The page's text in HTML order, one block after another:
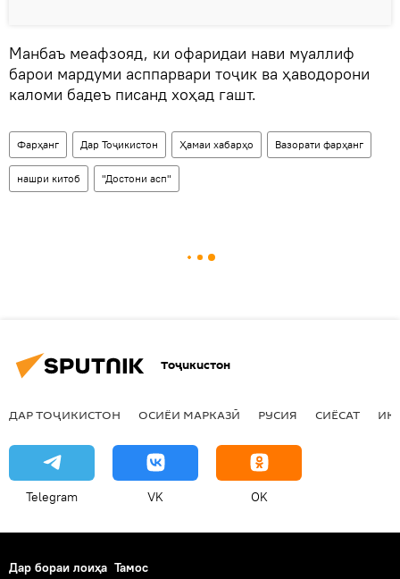
Манбаъ меафзояд, ки офаридаи нави муаллиф
барои мардуми асппарвари тоҷик ва ҳаводорони
каломи бадеъ писанд хоҳад гашт.
Фарҳанг Дар Тоҷикистон Ҳамаи хабарҳо Вазорати фарҳанг
нашри китоб "Достони асп"
Тоҷикистон
ДАР ТОҶИКИСТОН ОСИЁИ МАРКАЗӢ РУСИЯ СИЁСАТ
Telegram VK OK
Дар бораи лоиҳа Тамос